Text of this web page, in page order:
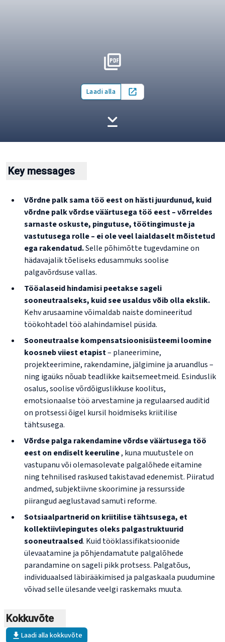
Laadi alla Open in new tab
Key messages
Võrdne palk sama töö eest on hästi juurdunud, kuid
võrdne palk võrdse väärtusega töö eest – võrreldes
sarnaste oskuste, pingutuse, töötingimuste ja
vastutusega rolle – ei ole veel laialdaselt mõistetud
ega rakendatud.Selle põhimõtte tugevdamine on
hädavajalik tõeliseks edusammuks soolise
palgavõrdsuse vallas.
Tööalaseid hindamisi peetakse sageli
sooneutraalseks, kuid see usaldus võib olla ekslik.
Kehv arusaamine võimaldab naiste domineeritud
töökohtadel töö alahindamisel püsida.
Sooneutraalse kompensatsioonisüsteemi loomine
koosneb viiest etapist– planeerimine,
projekteerimine, rakendamine, jälgimine ja aruandlus –
ning igaüks nõuab teadlikke kaitsemeetmeid. Esinduslik
osalus, soolise võrdõiguslikkuse koolitus,
emotsionaalse töö arvestamine ja regulaarsed auditid
on protsessi õigel kursil hoidmiseks kriitilise
tähtsusega.
Võrdse palga rakendamine võrdse väärtusega töö
eest on endiselt keeruline, kuna muutustele on
vastupanu või olemasolevate palgalõhede eitamine
ning tehnilised raskused takistavad edenemist. Piiratud
andmed, subjektiivne skoorimine ja ressursside
piirangud aeglustavad samuti reforme.
Sotsiaalpartnerid on kriitilise tähtsusega, et
kollektiivlepingutes oleks palgastruktuurid
sooneutraalsed. Kuid tööklassifikatsioonide
ülevaatamine ja põhjendamatute palgalõhede
parandamine on sageli pikk protsess. Palgatõus,
individuaalsed läbirääkimised ja palgaskaala puudumine
võivad selle ülesande veelgi raskemaks muuta.
Kokkuvõte
Laadi alla kokkuvõte